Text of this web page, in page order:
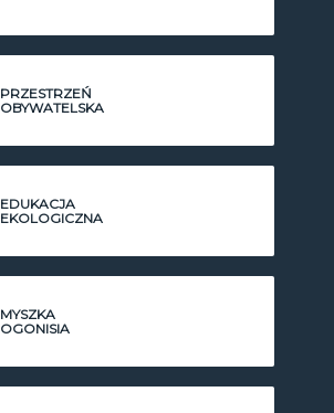
PRZESTRZEŃ
OBYWATELSKA
EDUKACJA
EKOLOGICZNA
MYSZKA
OGONISIA